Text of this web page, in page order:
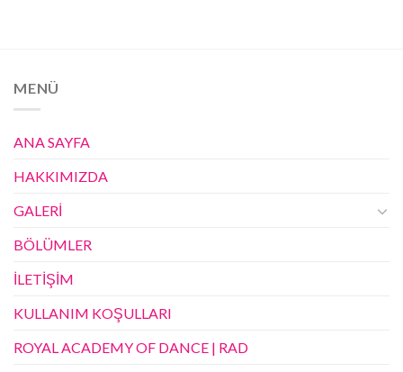
MENÜ
ANA SAYFA
HAKKIMIZDA
GALERİ
BÖLÜMLER
İLETİŞİM
KULLANIM KOŞULLARI
ROYAL ACADEMY OF DANCE | RAD